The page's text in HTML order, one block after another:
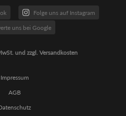
Folge uns auf Instagram
uns bei Google
und zzgl. Versandkosten
Impressum
AGB